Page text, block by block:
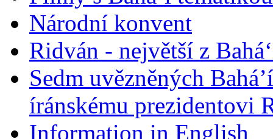
Národní konvent
Ridván - největší z
Sedm uvězněných
íránskému prezidentovi
Information in English